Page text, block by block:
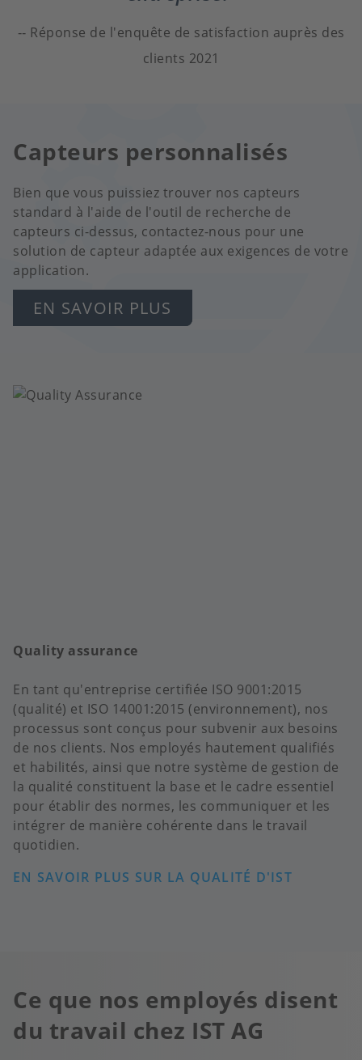
Réponse de l'enquête de satisfaction auprès des
clients 2021
Capteurs personnalisés
Bien que vous puissiez trouver nos capteurs
standard à l'aide de l'outil de recherche de
capteurs ci-dessus, contactez-nous pour une
solution de capteur adaptée aux exigences de votre
application.
EN SAVOIR PLUS
Quality assurance
En tant qu'entreprise certifiée ISO 9001:2015
(qualité) et ISO 14001:2015 (environnement), nos
processus sont conçus pour subvenir aux besoins
de nos clients. Nos employés hautement qualifiés
et habilités, ainsi que notre système de gestion de
la qualité constituent la base et le cadre essentiel
pour établir des normes, les communiquer et les
intégrer de manière cohérente dans le travail
quotidien.
EN SAVOIR PLUS SUR LA QUALITÉ D'IST
Ce que nos employés disent
du travail chez IST AG